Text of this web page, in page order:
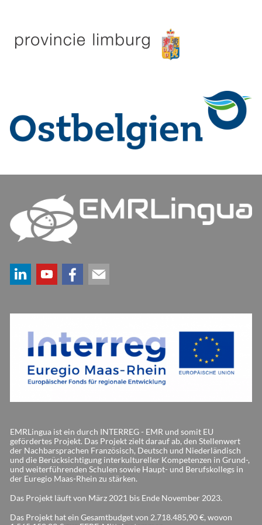
EMRLingua ist ein durch INTERREG - EMR und somit EU
gefördertes Projekt. Das Projekt zielt darauf ab, den Stellenwert
der Nachbarsprachen Französisch, Deutsch und Niederländisch
und die Berücksichtigung interkultureller Kompetenzen in Grund-,
und weiterführenden Schulen sowie Haupt- und Berufskollegs in
der Euregio Maas-Rhein zu stärken.
Das Projekt läuft von März 2021 bis Ende November 2023.
Das Projekt hat ein Gesamtbudget von 2.718.485,90 €, wovon